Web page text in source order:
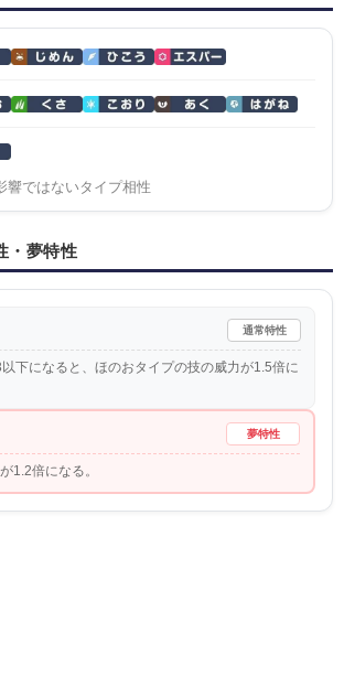
ではないタイプ相性
・夢特性
通常特性
下になると、ほのおタイプの技の威力が1.5倍に
夢特性
1.2倍になる。